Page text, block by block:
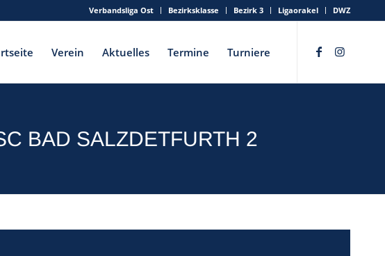
Verbandsliga Ost Bezirksklasse Bezirk 3 Ligaorakel DWZ
Verein Aktuelles Termine Turniere
BAD SALZDETFURTH 2